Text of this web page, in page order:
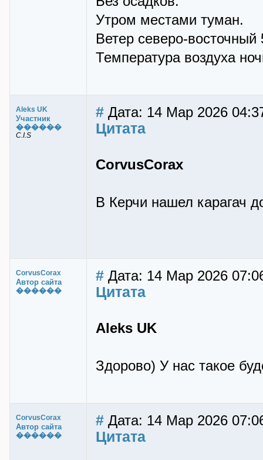
Утром местами туман.
Ветер северо-
Температура воздуха
Aleks UK
Участник
������
C.I.S
# Дата: 14 Мар 2026
Цитата
CorvusCorax
В Керчи нашел карагач
CorvusCorax
Автор сайта
������
# Дата: 14 Мар 2026
Цитата
Aleks UK
Здорово) У нас такое
CorvusCorax
Автор сайта
������
# Дата: 14 Мар 2026
Цитата